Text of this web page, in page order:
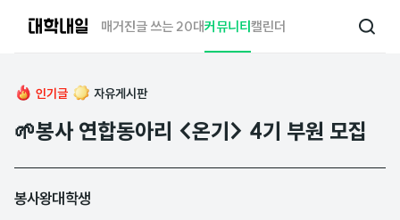
매거진글 쓰는 20대커뮤니티캘린더
검
인기글 자유게시판
🌱봉사 연합동아리 <온기> 4기 부원 모집
봉사왕대학생